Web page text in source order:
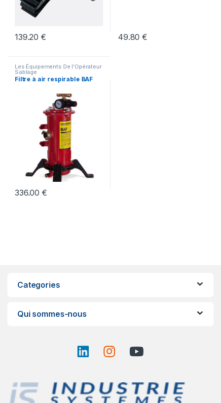
139.20€ 49.80€
Les Équipements De l'Opérateur
Sablage
Filtre à air respirable BAF
336.00€
Categories
Qui sommes-nous